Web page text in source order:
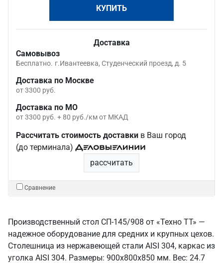
КУПИТЬ
Доставка
Самовывоз
Бесплатно. г.Ивантеевка, Студенческий проезд, д. 5
Доставка по Москве
от 3300 руб.
Доставка по МО
от 3300 руб. + 80 руб./км от МКАД
Рассчитать стоимость доставки в Ваш город
(до терминала)
рассчитать
Сравнение
Производственный стол СП-145/908 от «Техно ТТ» —
надежное оборудование для средних и крупных цехов.
Столешница из нержавеющей стали AISI 304, каркас из
уголка AISI 304. Размеры: 900x800x850 мм. Вес: 24.7